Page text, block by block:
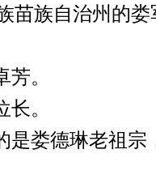
苗族自治州的
。
。
是娄德琳老祖